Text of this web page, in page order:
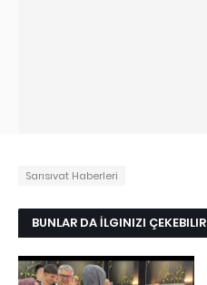
Sarısıvat Haberleri
BUNLAR DA İLGINIZI ÇEKEBILIR